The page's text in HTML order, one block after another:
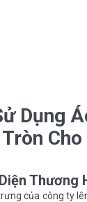
Dụng
Cho
Thương
của công ty